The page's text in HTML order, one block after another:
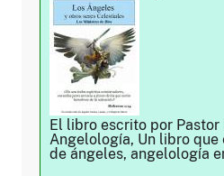
El libro escrito por Pastor
Angelología, Un libro que
de ángeles, angelología